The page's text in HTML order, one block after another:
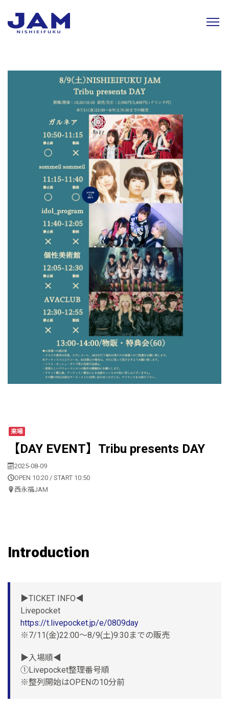
来場
【DAY EVENT】Tribu presents DAY
2025-08-09
OPEN 10:20 / START 10:50
西永福JAM
Introduction
▶︎TICKET INFO◀︎
Livepocket
https://t.livepocket.jp/e/0809day
※7/11(金)22:00〜8/9(土)9:30までの販売
▶︎入場順◀︎
①Livepocket整理番号順
※整列開始はOPENの10分前